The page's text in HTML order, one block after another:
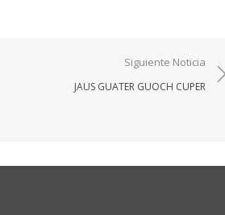
Siguiente Noticia
JAUS GUATER GUOCH CUPER